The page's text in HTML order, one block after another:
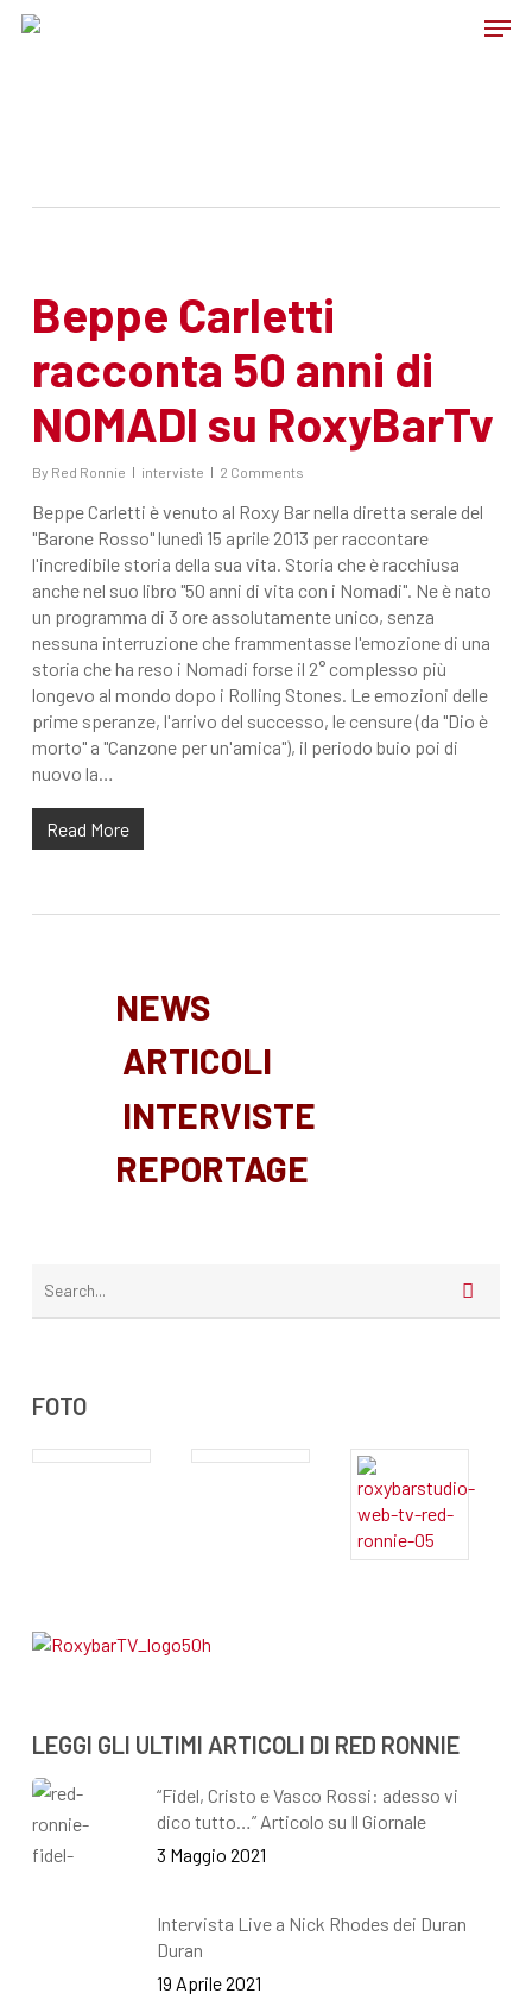
Skip
Menu
Beppe Carletti
racconta 50 anni di
NOMADI su RoxyBarTv
By Red Ronnie interviste 2 Comments
Beppe Carletti è venuto al Roxy Bar nella diretta serale del
"Barone Rosso" lunedì 15 aprile 2013 per raccontare
l'incredibile storia della sua vita. Storia che è racchiusa
anche nel suo libro "50 anni di vita con i Nomadi". Ne è nato
un programma di 3 ore assolutamente unico, senza
nessuna interruzione che frammentasse l'emozione di una
storia che ha reso i Nomadi forse il 2° complesso più
longevo al mondo dopo i Rolling Stones. Le emozioni delle
prime speranze, l'arrivo del successo, le censure (da "Dio è
morto" a "Canzone per un'amica"), il periodo buio poi di
nuovo la…
Read More
NEWS
ARTICOLI
INTERVISTE
REPORTAGE
FOTO
LEGGI GLI ULTIMI ARTICOLI DI RED RONNIE
“Fidel, Cristo e Vasco Rossi: adesso vi
dico tutto…” Articolo su Il Giornale
3 Maggio 2021
Intervista Live a Nick Rhodes dei Duran
Duran
19 Aprile 2021